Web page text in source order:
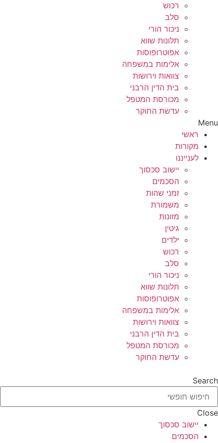
רכוש
סלב
ניכור הורי
תלונות שווא
אפוטרופוסות
אלימות במשפחה
צוואות וירושות
בית הדין הרבני
מכורסת המטפל
עדשת החוקר
Menu
ראשי
מקורות
לענייננו
יישוב סכסוך
הסכמים
זמני שהות
משמורת
מזונות
גיטין
ילדים
רכוש
סלב
ניכור הורי
תלונות שווא
אפוטרופוסות
אלימות במשפחה
צוואות וירושות
בית הדין הרבני
מכורסת המטפל
עדשת החוקר
Search
Close
יישוב סכסוך
הסכמים